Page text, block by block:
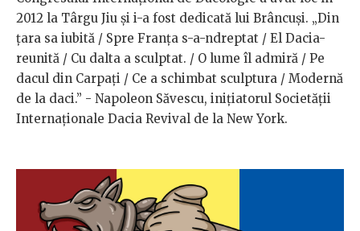
2012 la Târgu Jiu și i-a fost dedicată lui Brâncuși. „Din
țara sa iubită / Spre Franța s-a-ndreptat / El Dacia-
reunită / Cu dalta a sculptat. / O lume îl admiră / Pe
dacul din Carpați / Ce a schimbat sculptura / Modernă
de la daci.” - Napoleon Săvescu, inițiatorul Societății
Internaționale Dacia Revival de la New York.